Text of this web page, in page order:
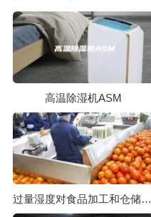
高温除湿机ASM
过量湿度对食品加工和仓储的影响